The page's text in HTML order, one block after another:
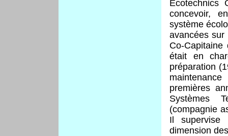
Ecotechnics
concevoir,
système
avancées sur
Co-
était en
préparation
premières
Systèmes
(compagnie
Il supervise
dimension